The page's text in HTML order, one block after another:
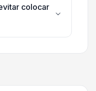
colocar